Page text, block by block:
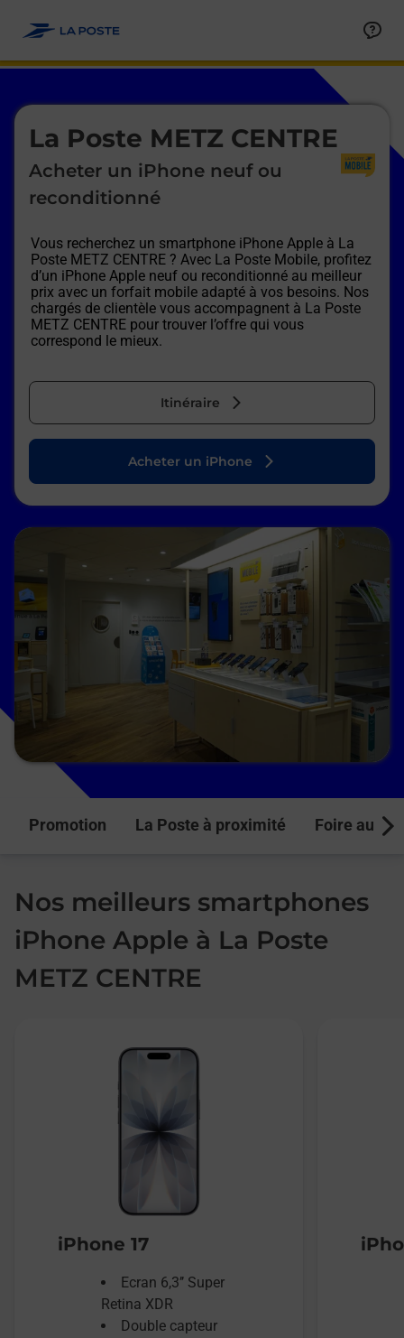
La Poste METZ CENTRE
Acheter un iPhone neuf ou
reconditionné
Vous recherchez un smartphone iPhone Apple à La
Poste METZ CENTRE ? Avec La Poste Mobile, profitez
d’un iPhone Apple neuf ou reconditionné au meilleur
prix avec un forfait mobile adapté à vos besoins. Nos
chargés de clientèle vous accompagnent à La Poste
METZ CENTRE pour trouver l’offre qui vous
correspond le mieux.
Itinéraire
Le lien s'ouvre dans un nouvel onglet
Acheter un iPhone
Promotion La Poste à proximité Foire aux
Nos meilleurs smartphones
iPhone Apple à La Poste
METZ CENTRE
iPhone 17
Ecran 6,3’’ Super
Retina XDR
Double capteur